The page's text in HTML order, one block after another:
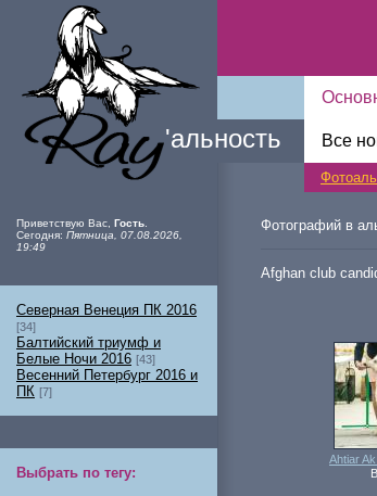
Ray'альность Все
Фотографий в
Afghan club
Ahtiar
Приветствую Вас Гость
Сегодня: Пятница, 07.08.2026,
19:49
Северная Венеция ПК 2016
[34]
Балтийский триумф и
Белые Ночи 2016 [43]
Весенний Петербург 2016 и
ПК [7]
Выбрать по тегу: